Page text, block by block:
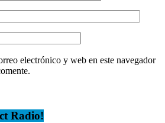
electrónico y web en este navegador
Radio!